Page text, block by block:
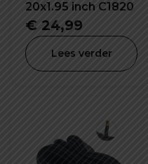
20x1.95 inch C1820
€ 24,99
Lees verder